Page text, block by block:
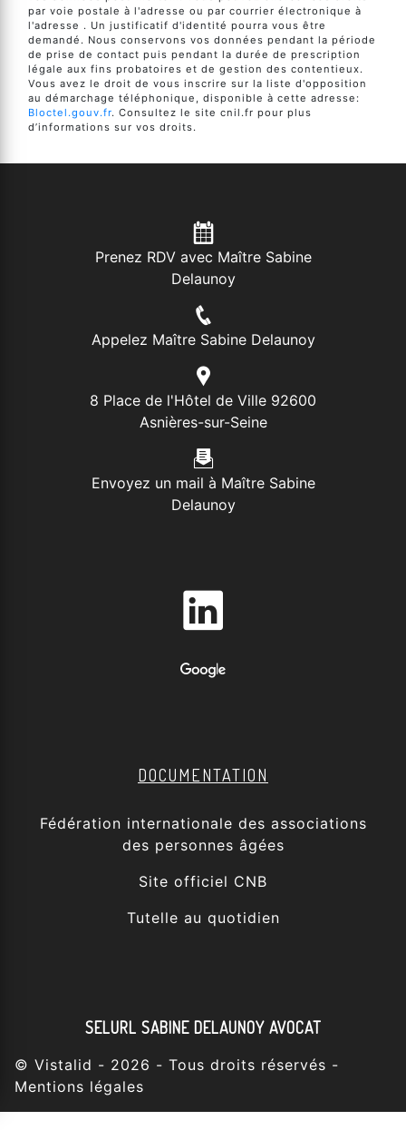
par voie postale à l'adresse ou par courrier électronique à
l'adresse . Un justificatif d'identité pourra vous être
demandé. Nous conservons vos données pendant la période
de prise de contact puis pendant la durée de prescription
légale aux fins probatoires et de gestion des contentieux.
Vous avez le droit de vous inscrire sur la liste d'opposition
au démarchage téléphonique, disponible à cette adresse:
Bloctel.gouv.fr. Consultez le site cnil.fr pour plus
d’informations sur vos droits.
Prenez RDV avec Maître Sabine
Delaunoy
Appelez Maître Sabine Delaunoy
8 Place de l'Hôtel de Ville 92600
Asnières-sur-Seine
Envoyez un mail à Maître Sabine
Delaunoy
DOCUMENTATION
Fédération internationale des associations
des personnes âgées
Site officiel CNB
Tutelle au quotidien
SELURL SABINE DELAUNOY AVOCAT
© Vistalid - 2026 - Tous droits réservés -
Mentions légales